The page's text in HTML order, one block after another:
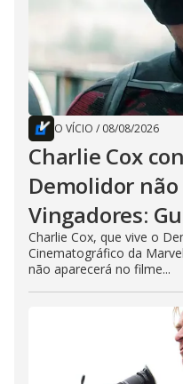
O VÍCIO / 08/08/2026
Charlie Cox
Demolidor
Vingadores:
Charlie Cox, que vive o
Cinematográfico da
não aparecerá no filme...